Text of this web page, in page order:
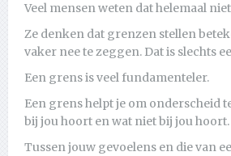
Veel mensen weten dat helemaal
Ze denken dat grenzen stellen
vaker nee te zeggen. Dat is slechts
Een grens is veel fundamenteler.
Een grens helpt je om onderscheid
bij jou hoort en wat niet bij jou hoort.
Tussen jouw gevoelens en die van